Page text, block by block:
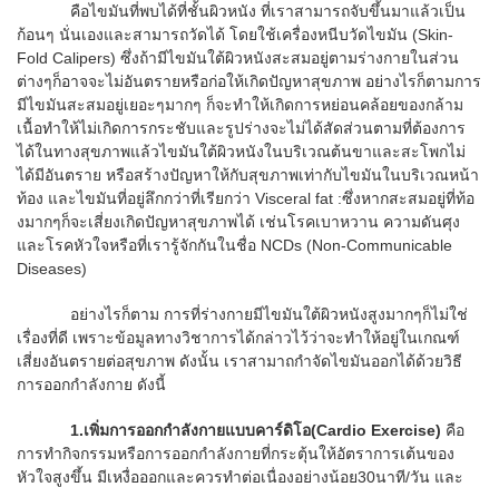
คือไขมันที่พบได้ที่ชั้นผิวหนัง ที่เราสามารถจับขึ้นมาแล้วเป็น
ก้อนๆ นั่นเองและสามารถวัดได้ โดยใช้เครื่องหนีบวัดไขมัน (Skin-
Fold Calipers) ซึ่งถ้ามีไขมันใต้ผิวหนังสะสมอยู่ตามร่างกายในส่วน
ต่างๆก็อาจจะไม่อันตรายหรือก่อให้เกิดปัญหาสุขภาพ อย่างไรก็ตามการ
มีไขมันสะสมอยู่เยอะๆมากๆ ก็จะทำให้เกิดการหย่อนคล้อยของกล้าม
เนื้อทำให้ไม่เกิดการกระชับและรูปร่างจะไม่ได้สัดส่วนตามที่ต้องการ
ได้ในทางสุขภาพแล้วไขมันใต้ผิวหนังในบริเวณต้นขาและสะโพกไม่
ได้มีอันตราย หรือสร้างปัญหาให้กับสุขภาพเท่ากับไขมันในบริเวณหน้า
ท้อง และไขมันที่อยู่ลึกกว่าที่เรียกว่า Visceral fat :ซึ่งหากสะสมอยู่ที่ท้อ
งมากๆก็จะเสี่ยงเกิดปัญหาสุขภาพได้ เช่นโรคเบาหวาน ความดันศุง
และโรคหัวใจหรือที่เรารู้จักกันในชื่อ NCDs (Non-Communicable
Diseases)
อย่างไรก็ตาม การที่ร่างกายมีไขมันใต้ผิวหนังสูงมากๆก็ไม่ใช่
เรื่องที่ดี เพราะข้อมูลทางวิชาการได้กล่าวไว้ว่าจะทำให้อยู่ในเกณฑ์
เสี่ยงอันตรายต่อสุขภาพ ดังนั้น เราสามาถกำจัดไขมันออกได้ด้วยวิธี
การออกกำลังกาย ดังนี้
1.เพิ่มการออกกำลังกายแบบคาร์ดิโอ(Cardio Exercise) คือ
การทำกิจกรรมหรือการออกกำลังกายที่กระตุ้นให้อัตราการเต้นของ
หัวใจสูงขึ้น มีเหงื่อออกและควรทำต่อเนื่องอย่างน้อย30นาที/วัน และ